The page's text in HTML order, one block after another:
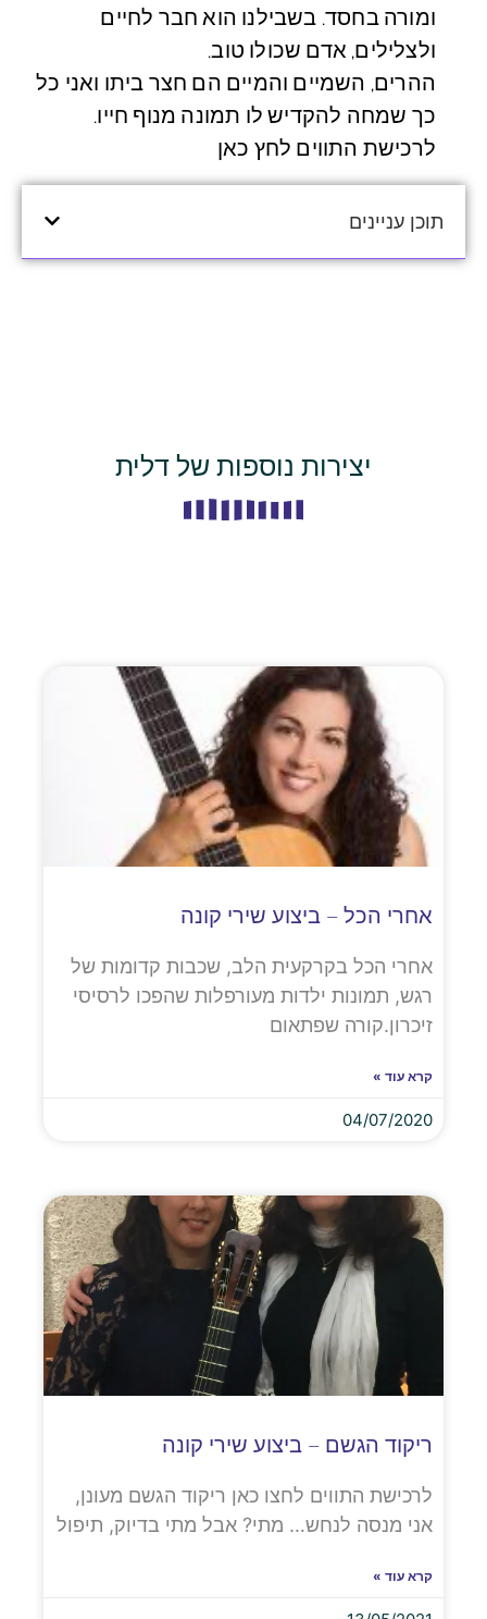
ומורה בחסד. בשבילנו הוא חבר לחיים
ולצלילים, אדם שכולו טוב.
ההרים, השמיים והמיים הם חצר ביתו ואני כל
כך שמחה להקדיש לו תמונה מנוף חייו.
לרכישת התווים לחץ כאן
תוכן עניינים
יצירות נוספות של דלית
אחרי הכל – ביצוע שירי קונה
אחרי הכל בקרקעית הלב, שכבות קדומות של
רגש, תמונות ילדות מעורפלות שהפכו לרסיסי
זיכרון.קורה שפתאום
קרא עוד »
04/07/2020
ריקוד הגשם – ביצוע שירי קונה
לרכישת התווים לחצו כאן ריקוד הגשם מעונן,
אני מנסה לנחש… מתי? אבל מתי בדיוק, תיפול
קרא עוד »